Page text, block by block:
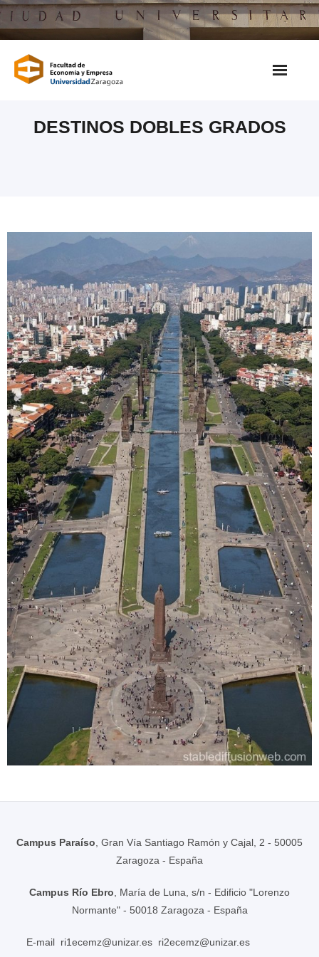
Saltar
al
DESTINOS DOBLES GRADOS
Campus Paraíso , Gran Vía Santiago Ramón y Cajal, 2 - 50005
Zaragoza - España
Campus Río Ebro , María de Luna, s/n - Edificio "Lorenzo
Normante" - 50018 Zaragoza - España
E-mail ri1ecemz@unizar.es ri2ecemz@unizar.es